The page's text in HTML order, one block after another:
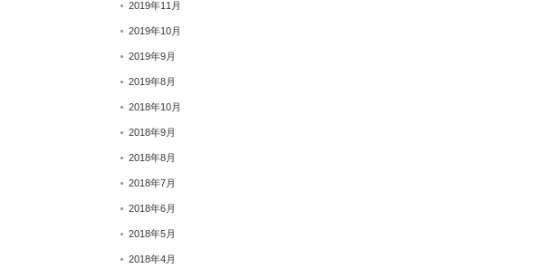
2019年11月
2019年10月
2019年9月
2019年8月
2018年10月
2018年9月
2018年8月
2018年7月
2018年6月
2018年5月
2018年4月